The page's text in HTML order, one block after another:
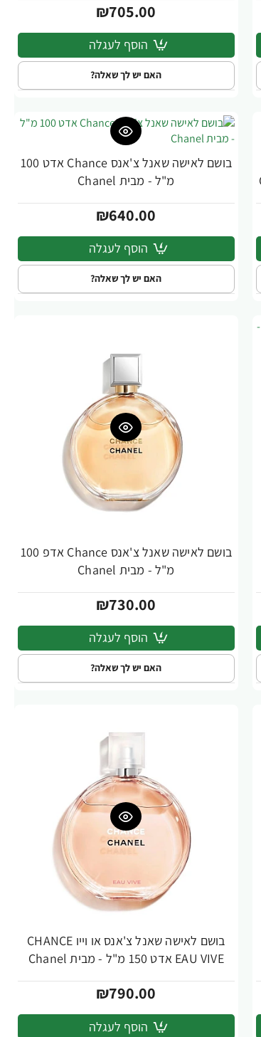
₪705.00
הוסף לעגלה
האם יש לך שאלה?
בושם לאישה שאנל צ'אנס Chance אדט 100
מ"ל - מבית Chanel
₪640.00
הוסף לעגלה
האם יש לך שאלה?
בושם לאישה שאנל צ'אנס Chance אדפ 100
מ"ל - מבית Chanel
₪730.00
הוסף לעגלה
האם יש לך שאלה?
בושם לאישה שאנל צ'אנס או וייו CHANCE
EAU VIVE אדט 150 מ"ל - מבית Chanel
₪790.00
הוסף לעגלה